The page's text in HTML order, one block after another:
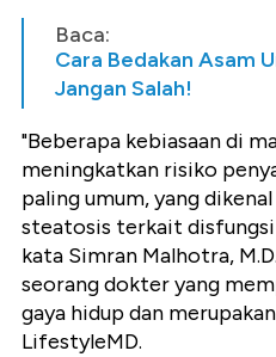
Baca:
Cara Bedakan Asam
Jangan Salah!
"Beberapa kebiasaan di
meningkatkan risiko
paling umum, yang
steatosis terkait
kata Simran Malhotra,
seorang dokter yang
gaya hidup dan
LifestyleMD.